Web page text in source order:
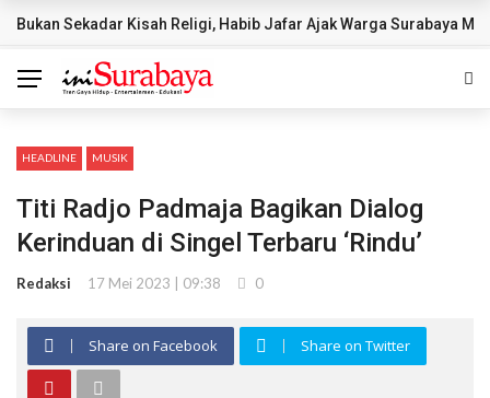
BREAKING NEWS
Bukan Sekadar Kisah Religi, Habib Jafar Ajak Warga Surabaya
HEADLINE MUSIK
Titi Radjo Padmaja Bagikan Dialog
Kerinduan di Singel Terbaru ‘Rindu’
Redaksi 17 Mei 2023 | 09:38 0
Share on Facebook Share on Twitter